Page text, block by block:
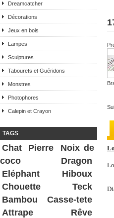
Dreamcatcher
Décorations
Jeux en bois
Lampes
Sculptures
Tabourets et Guéridons
Monstres
Photophores
Calepin et Crayon
TAGS
Chat Pierre
Noix de
coco
Dragon
Eléphant
Hiboux
Chouette
Teck
Bambou
Casse-tete
Attrape Rêve